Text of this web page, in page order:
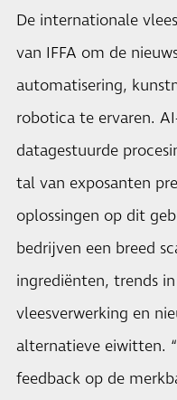
De internationale
van IFFA om de
automatisering,
robotica te ervaren.
datagestuurde
tal van exposanten
oplossingen op dit
bedrijven een breed
ingrediënten, trends
vleesverwerking en
alternatieve eiwitten.
feedback op de